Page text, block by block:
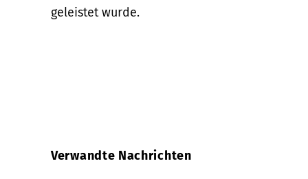
geleistet wurde.
Verwandte Nachrichten